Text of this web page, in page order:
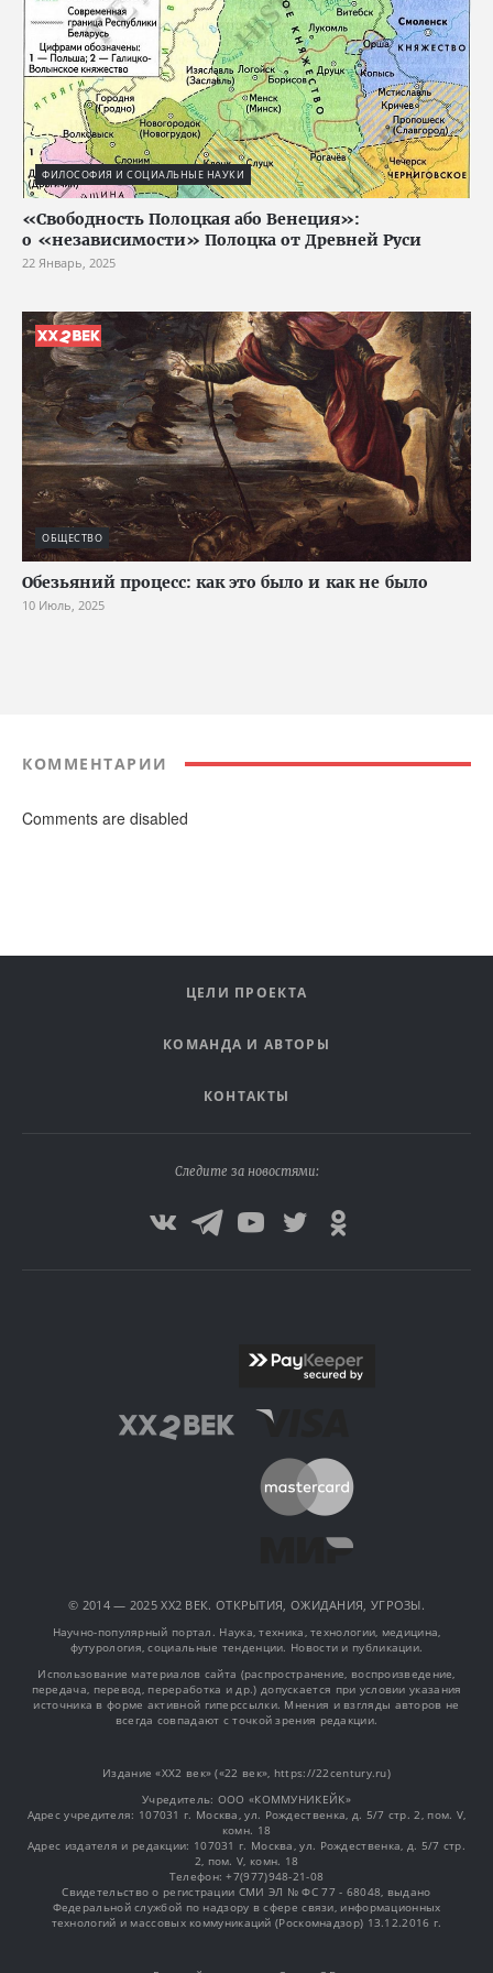
ФИЛОСОФИЯ И СОЦИАЛЬНЫЕ НАУКИ
«Свободность Полоцкая або Венеция»:
о «независимости» Полоцка от Древней Руси
22 Январь, 2025
ОБЩЕСТВО
Обезьяний процесс: как это было и как не было
10 Июль, 2025
КОММЕНТАРИИ
Comments are disabled
ЦЕЛИ ПРОЕКТА
КОМАНДА И АВТОРЫ
КОНТАКТЫ
Следите за новостями:
© 2014 — 2025 XX2 ВЕК. ОТКРЫТИЯ, ОЖИДАНИЯ, УГРОЗЫ.
Научно-популярный портал. Наука, техника, технологии, медицина,
футурология, социальные тенденции. Новости и публикации.
Использование материалов сайта (распространение, воспроизведение,
передача, перевод, переработка и др.) допускается при условии указания
источника в форме активной гиперссылки. Мнения и взгляды авторов не
всегда совпадают с точкой зрения редакции.
Издание «XX2 век» («22 век», https://22century.ru)
Учредитель: OOO «КОММУНИКЕЙК»
Адрес учредителя: 107031 г. Москва, ул. Рождественка, д. 5/7 стр. 2, пом. V,
комн. 18
Адрес издателя и редакции: 107031 г. Москва, ул. Рождественка, д. 5/7 стр.
2, пом. V, комн. 18
Телефон: +7(977)948-21-08
Свидетельство о регистрации СМИ ЭЛ № ФС 77 - 68048, выдано
Федеральной службой по надзору в сфере связи, информационных
технологий и массовых коммуникаций (Роскомнадзор) 13.12.2016 г.